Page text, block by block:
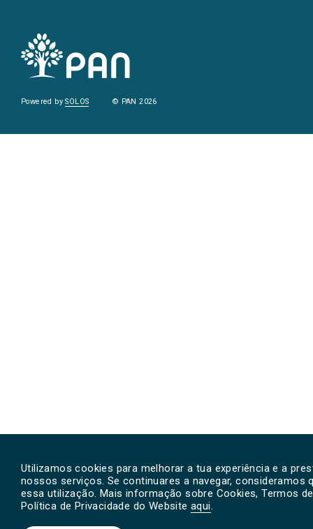
Utilizamos cookies para melhorar a tua experiência e a
nossos serviços. Se continuares a navegar, consideramos
essa utilização. Mais informação sobre Cookies, Termos
Política de Privacidade do Website aqui.
Powered bySOLOS © PAN 2026